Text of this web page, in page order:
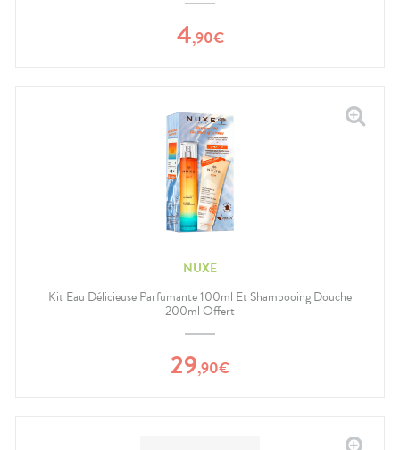
4,90€
NUXE
Kit Eau Délicieuse Parfumante 100ml Et Shampooing Douche
200ml Offert
29,90€